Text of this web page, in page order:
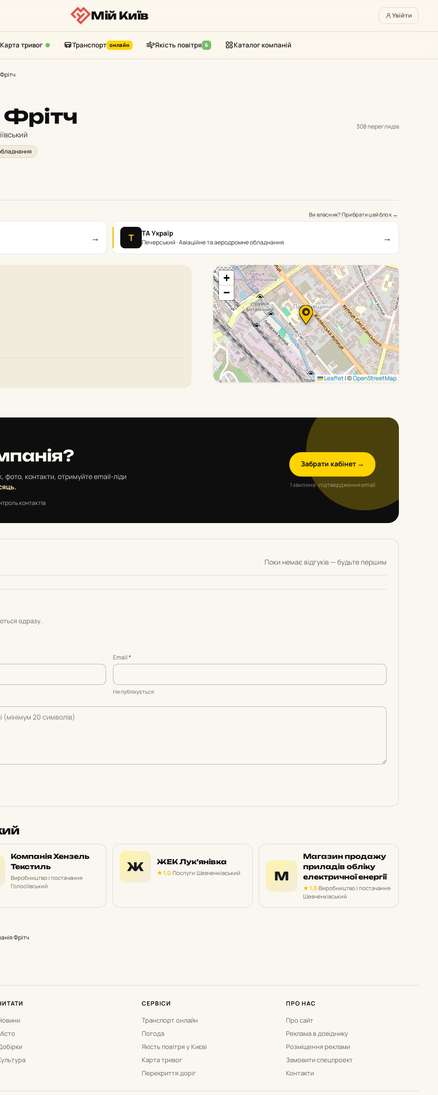
Мій Київ Увійти
Карта тривог Транспорт онлайн Якість повітря 6 Каталог компаній
308 переглядів
Ви власник? Прибрати цей блок →
→ Т ТА Україр
Печерський · Авіаційне та аеродромне обладнання →
+
−
Leaflet|©OpenStreetMap
фото, контакти, отримуйте email-ліди
контактів
Забрати кабінет →
1 хвилина · підтвердження email
Поки немає відгуків — будьте першим
одразу.
Email*
Не публікується
Компанія Хензель
Текстиль
Виробництво і постачання·
Голосіївський
Ж ЖЕК Лук’янівка
★ 1,0·Послуги·Шевченківський М
Магазин продажу
приладів обліку
електричної енергії
★ 1,0·Виробництво і постачання·
Шевченківський
Фрітч
СЕРВІСИ
Транспорт онлайн
Погода
Якість повітря у Києві
Карта тривог
Перекриття доріг
ПРО НАС
Про сайт
Реклама в довіднику
Розміщення реклами
Замовити спецпроект
Контакти